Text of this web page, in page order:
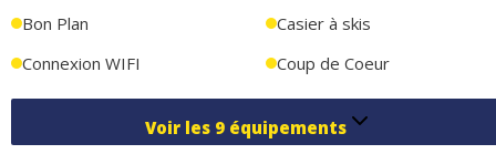
Wi-Fi gratuit pour rester connecté, local à skis sécurisé dans la
gratuits à proximité immédiate
Bon Plan
Casier à skis
Connexion WIFI
Coup de Coeur
Voir les 9 équipements